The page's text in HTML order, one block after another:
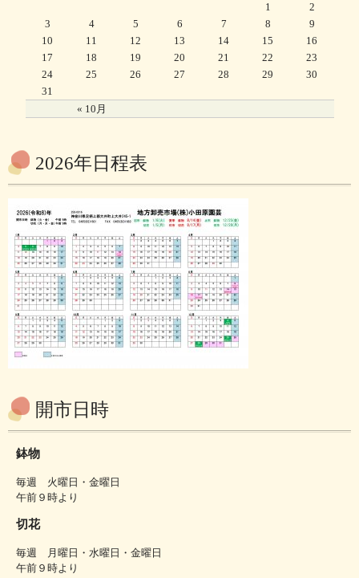
« 10月
1
2
3
4 5 6 7 8
9
10
11 12 13 14 15
16
17
18 19 20 21 22
23
24
25 26 27 28 29
30
31
2026年日程表
開市日時
鉢物
毎週 火曜日・金曜日
午前９時より
切花
毎週 月曜日・水曜日・金曜日
午前９時より